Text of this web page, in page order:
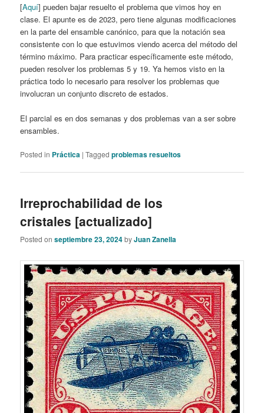
[Aquí] pueden bajar resuelto el problema que vimos hoy en
clase. El apunte es de 2023, pero tiene algunas modificaciones
en la parte del ensamble canónico, para que la notación sea
consistente con lo que estuvimos viendo acerca del método del
término máximo. Para practicar específicamente este método,
pueden resolver los problemas 5 y 19. Ya hemos visto en la
práctica todo lo necesario para resolver los problemas que
involucran un conjunto discreto de estados.
El parcial es en dos semanas y dos problemas van a ser sobre
ensambles.
Posted in Práctica |Tagged problemas resueltos
Irreprochabilidad de los
cristales [actualizado]
Posted onseptiembre 23, 2024byJuan Zanella